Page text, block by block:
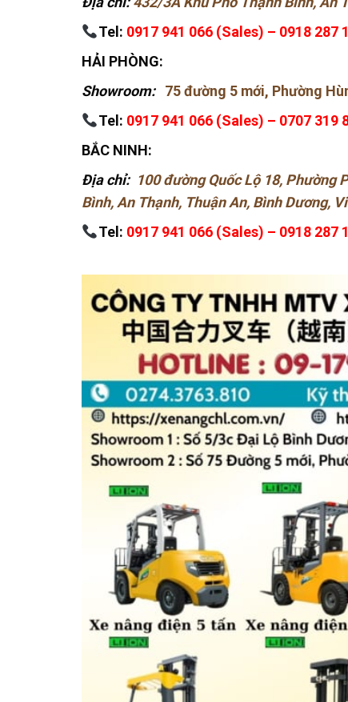
Tel: 0917 941 066 (Sales) – 0918 287
HẢI PHÒNG:
Showroom: 75 đường 5 mới, Phường
Tel: 0917 941 066 (Sales) – 0707 319
BẮC NINH:
Địa chỉ: 100 đường Quốc Lộ 18, Phường
Bình, An Thạnh, Thuận An, Bình Dương,
Tel: 0917 941 066 (Sales) – 0918 287